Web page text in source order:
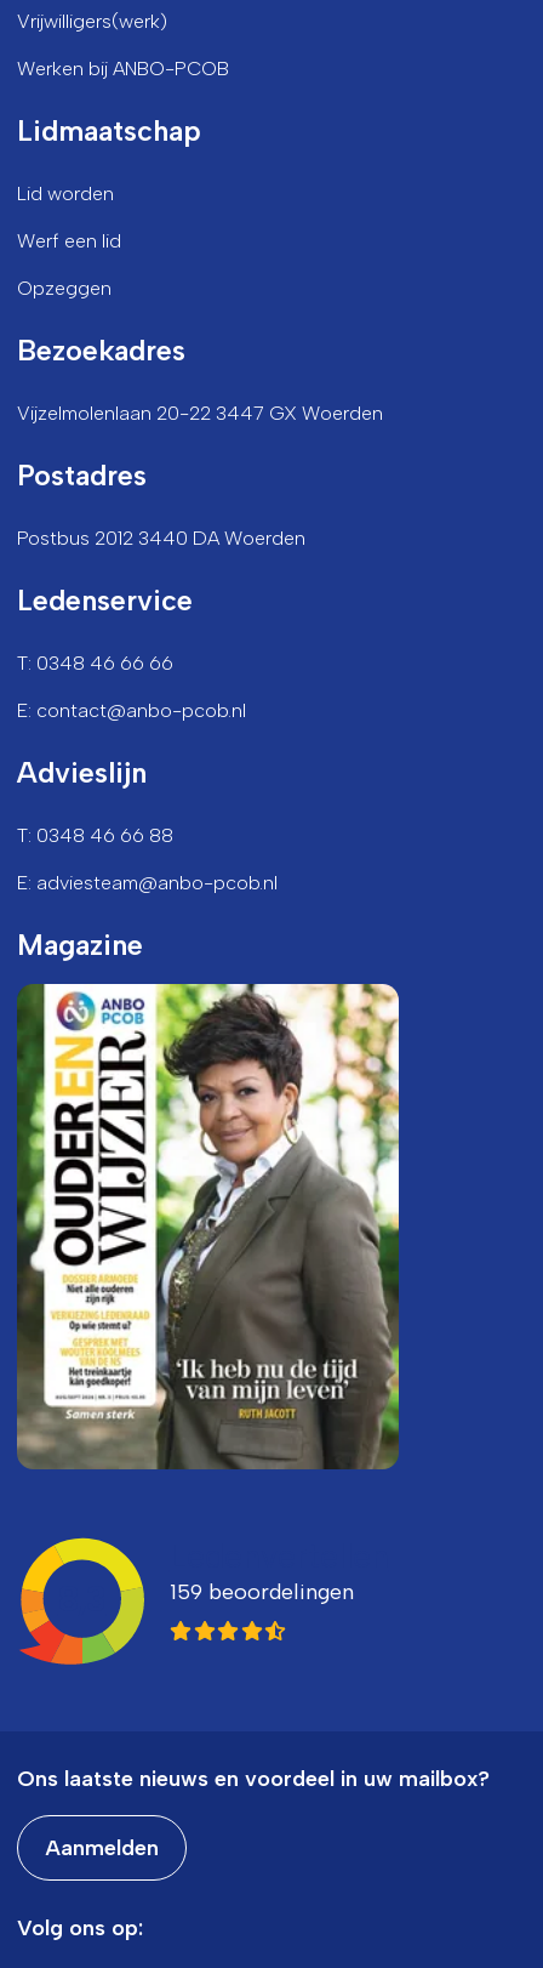
Vrijwilligers(werk)
Werken bij ANBO-PCOB
Lidmaatschap
Lid worden
Werf een lid
Opzeggen
Bezoekadres
Vijzelmolenlaan 20-22 3447 GX Woerden
Postadres
Postbus 2012 3440 DA Woerden
Ledenservice
T: 0348 46 66 66
E: contact@anbo-pcob.nl
Advieslijn
T: 0348 46 66 88
E: adviesteam@anbo-pcob.nl
Magazine
159 beoordelingen
Ons laatste nieuws en voordeel in uw mailbox?
Aanmelden
Volg ons op: